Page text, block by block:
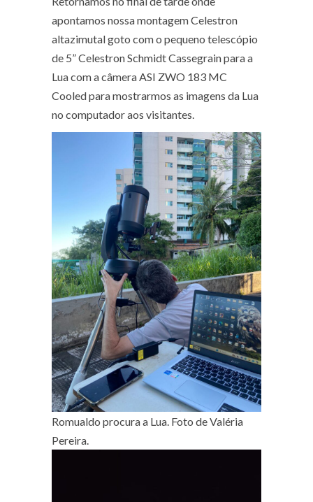
apontamos nossa montagem Celestron
altazimutal goto com o pequeno telescópio
de 5” Celestron Schmidt Cassegrain para a
Lua com a câmera ASI ZWO 183 MC
Cooled para mostrarmos as imagens da Lua
no computador aos visitantes.
Romualdo procura a Lua. Foto de Valéria
Pereira.